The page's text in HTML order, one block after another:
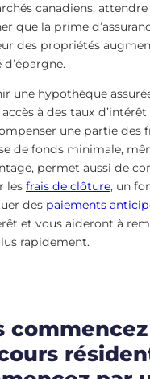
canadiens,
que la prime
des propriétés
une hypothèque
à des taux
une partie des
de fonds minimale,
permet aussi de
les frais de clôture, un
des paiements
et vous aideront à
rapidement.